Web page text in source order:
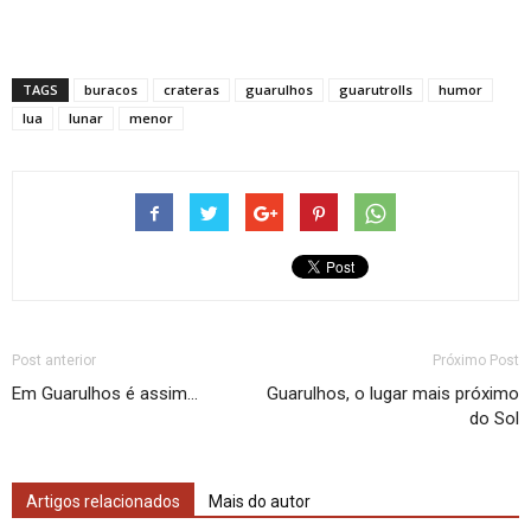
TAGS buracos crateras guarulhos guarutrolls
humor
lua
lunar menor
Post anterior
Em Guarulhos é assim…
Próximo Post
Guarulhos, o lugar mais próximo
do Sol
Artigos relacionados Mais do autor